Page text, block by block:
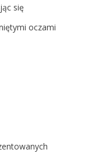
się
oczami